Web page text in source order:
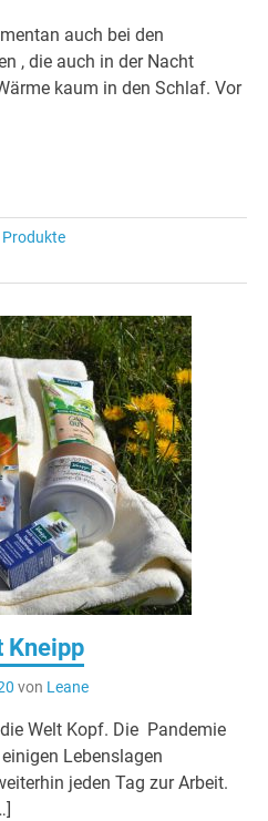
auch bei den
, die auch in der Nacht
kaum in den Schlaf. Vor
Produkte
Kneipp
von Leane
Welt Kopf. Die Pandemie
Lebenslagen
jeden Tag zur Arbeit.